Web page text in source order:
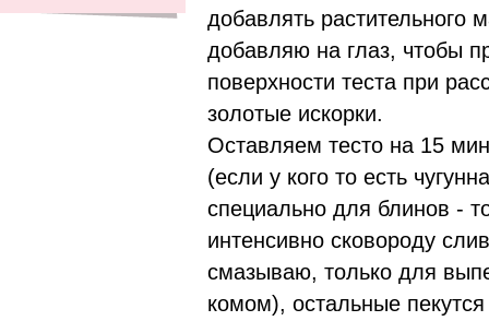
добавлять растительного
добавляю на глаз, чтобы
поверхности теста при
золотые искорки.
Оставляем тесто на 15
(если у кого то есть
специально для блинов -
интенсивно сковороду
смазываю, только для
комом), остальные